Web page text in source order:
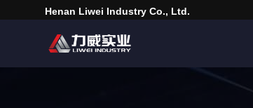
Henan Liwei Industry Co., Ltd.